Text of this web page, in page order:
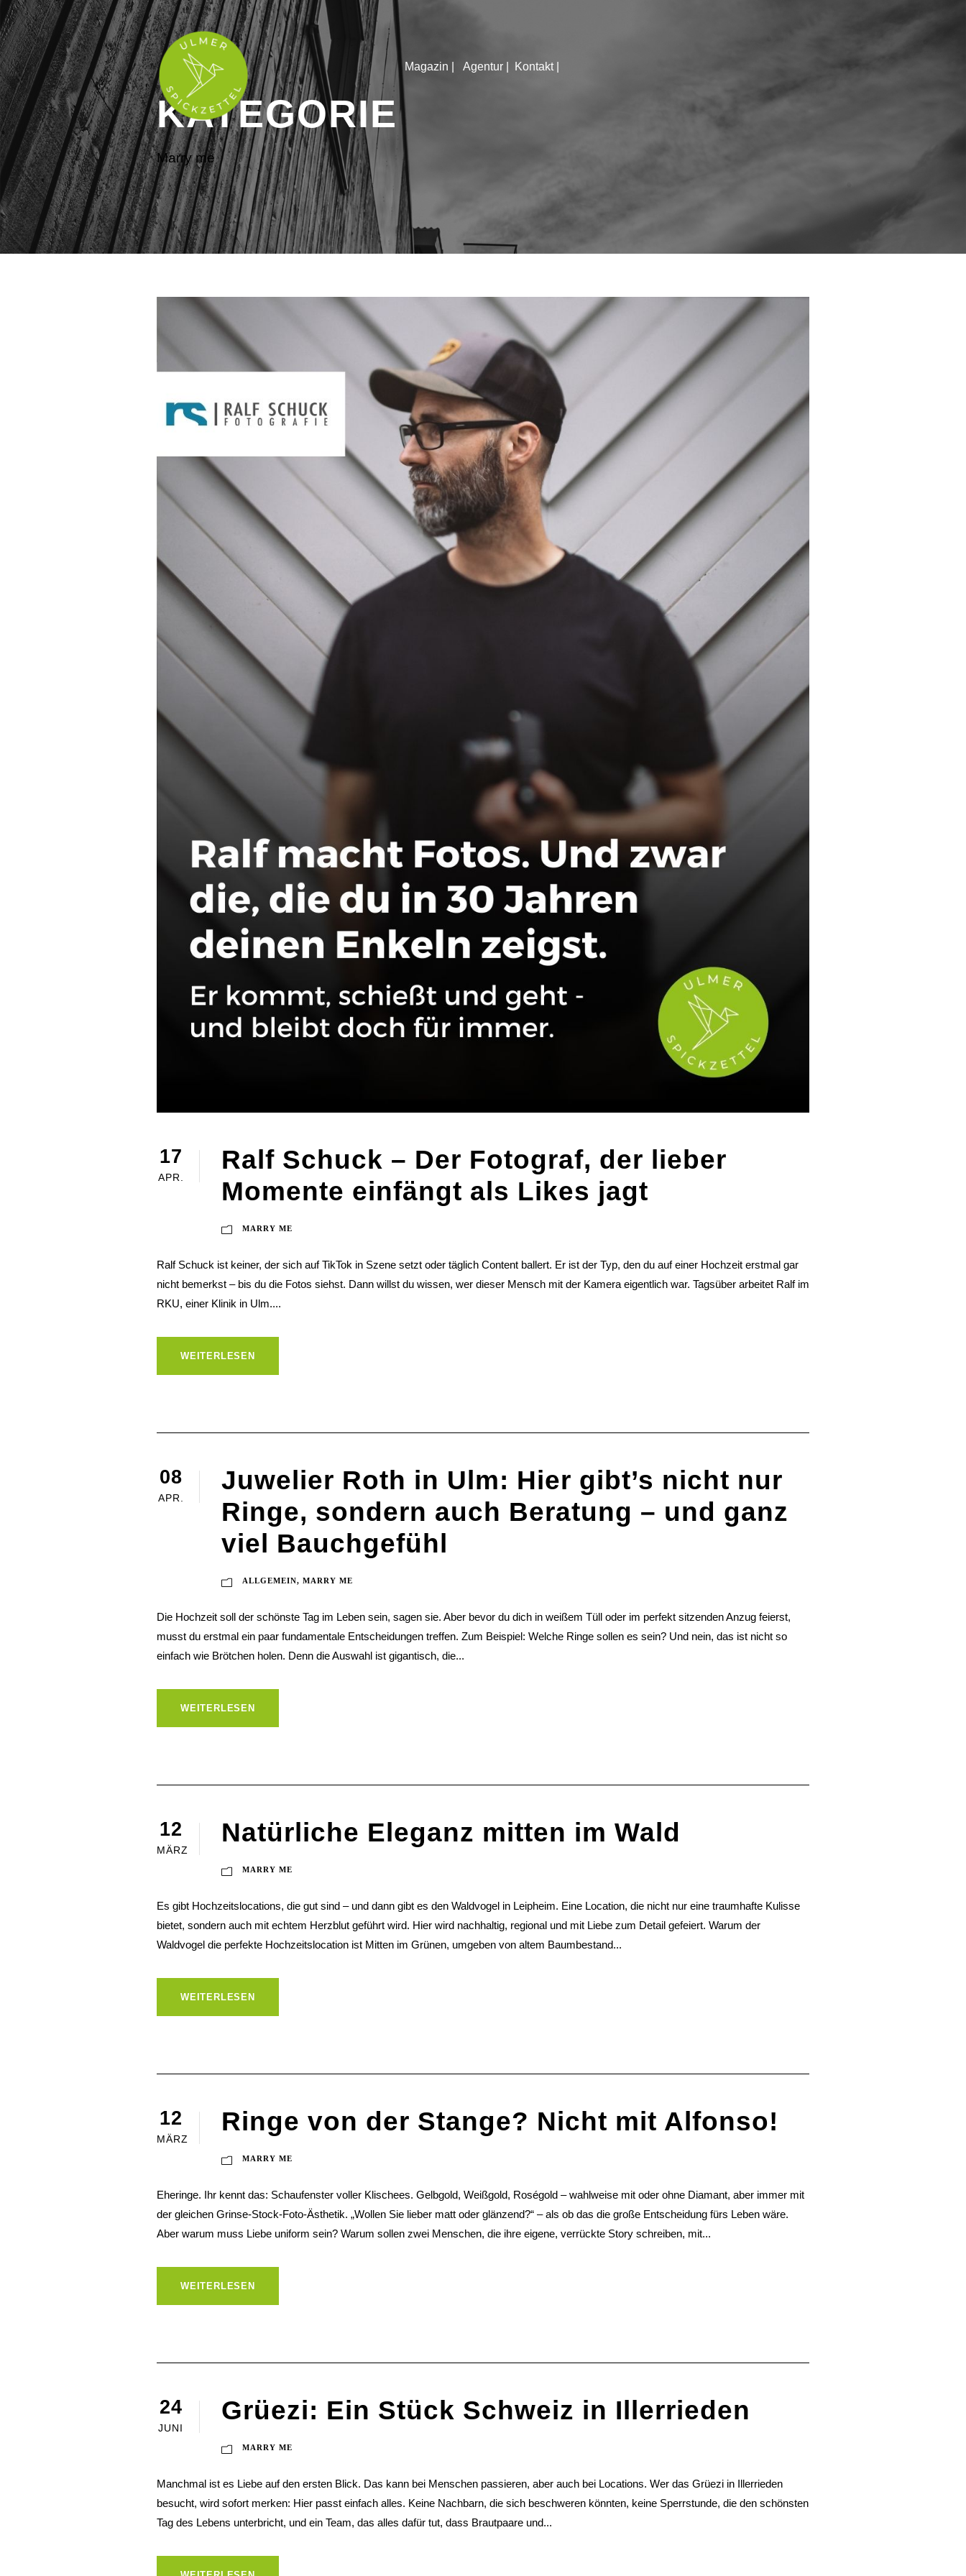
Magazin | Agentur | Kontakt |
KATEGORIE
Marry me
17
APR.
Ralf Schuck – Der Fotograf, der lieber
Momente einfängt als Likes jagt
MARRY ME
Ralf Schuck ist keiner, der sich auf TikTok in Szene setzt oder täglich Content ballert. Er ist der Typ, den du auf einer Hochzeit erstmal gar
nicht bemerkst – bis du die Fotos siehst. Dann willst du wissen, wer dieser Mensch mit der Kamera eigentlich war. Tagsüber arbeitet Ralf im
RKU, einer Klinik in Ulm....
WEITERLESEN
08
APR.
Juwelier Roth in Ulm: Hier gibt’s nicht nur
Ringe, sondern auch Beratung – und ganz
viel Bauchgefühl
ALLGEMEIN, MARRY ME
Die Hochzeit soll der schönste Tag im Leben sein, sagen sie. Aber bevor du dich in weißem Tüll oder im perfekt sitzenden Anzug feierst,
musst du erstmal ein paar fundamentale Entscheidungen treffen. Zum Beispiel: Welche Ringe sollen es sein? Und nein, das ist nicht so
einfach wie Brötchen holen. Denn die Auswahl ist gigantisch, die...
WEITERLESEN
12
MÄRZ
Natürliche Eleganz mitten im Wald
MARRY ME
Es gibt Hochzeitslocations, die gut sind – und dann gibt es den Waldvogel in Leipheim. Eine Location, die nicht nur eine traumhafte Kulisse
bietet, sondern auch mit echtem Herzblut geführt wird. Hier wird nachhaltig, regional und mit Liebe zum Detail gefeiert. Warum der
Waldvogel die perfekte Hochzeitslocation ist Mitten im Grünen, umgeben von altem Baumbestand...
WEITERLESEN
12
MÄRZ
Ringe von der Stange? Nicht mit Alfonso!
MARRY ME
Eheringe. Ihr kennt das: Schaufenster voller Klischees. Gelbgold, Weißgold, Roségold – wahlweise mit oder ohne Diamant, aber immer mit
der gleichen Grinse-Stock-Foto-Ästhetik. „Wollen Sie lieber matt oder glänzend?“ – als ob das die große Entscheidung fürs Leben wäre.
Aber warum muss Liebe uniform sein? Warum sollen zwei Menschen, die ihre eigene, verrückte Story schreiben, mit...
WEITERLESEN
24
JUNI
Grüezi: Ein Stück Schweiz in Illerrieden
MARRY ME
Manchmal ist es Liebe auf den ersten Blick. Das kann bei Menschen passieren, aber auch bei Locations. Wer das Grüezi in Illerrieden
besucht, wird sofort merken: Hier passt einfach alles. Keine Nachbarn, die sich beschweren könnten, keine Sperrstunde, die den schönsten
Tag des Lebens unterbricht, und ein Team, das alles dafür tut, dass Brautpaare und...
Hi! KONTAKTIERE UNS
89079 Ulm
01729258003